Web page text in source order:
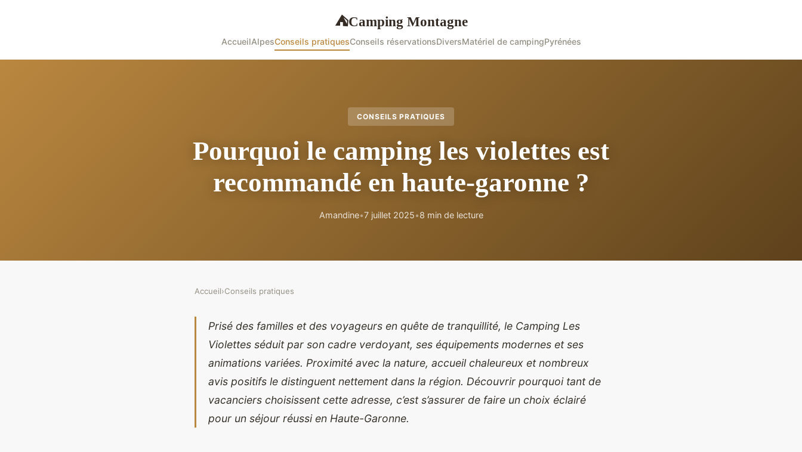
⛺Camping Montagne
AccueilAlpesConseils pratiquesConseils réservationsDiversMatériel de campingPyrénées
CONSEILS PRATIQUES
Pourquoi le camping les violettes est
recommandé en haute-garonne ?
Amandine•7 juillet 2025•8 min de lecture
Accueil›Conseils pratiques
Prisé des familles et des voyageurs en quête de tranquillité, le Camping Les
Violettes séduit par son cadre verdoyant, ses équipements modernes et ses
animations variées. Proximité avec la nature, accueil chaleureux et nombreux
avis positifs le distinguent nettement dans la région. Découvrir pourquoi tant de
vacanciers choisissent cette adresse, c’est s’assurer de faire un choix éclairé
pour un séjour réussi en Haute-Garonne.